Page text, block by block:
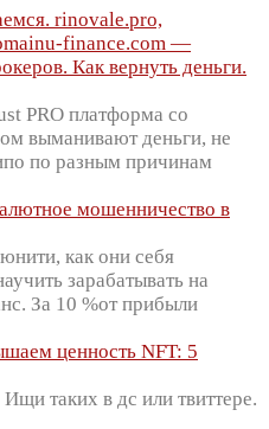
rinovale.pro,
finance.com —
Как вернуть деньги.
PRO платформа со
выманивают деньги, не
по разным причинам
мошенничество в
как они себя
зарабатывать на
За 10 %от прибыли
ценность NFT: 5
таких в дс или твиттере.